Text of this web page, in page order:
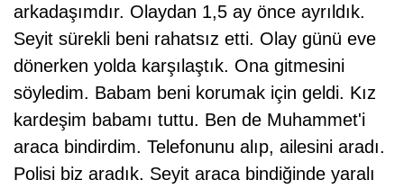
arkadaşımdır. Olaydan 1,5 ay önce ayrıldık.
Seyit sürekli beni rahatsız etti. Olay günü eve
dönerken yolda karşılaştık. Ona gitmesini
söyledim. Babam beni korumak için geldi. Kız
kardeşim babamı tuttu. Ben de Muhammet'i
araca bindirdim. Telefonunu alıp, ailesini aradı.
Polisi biz aradık. Seyit araca bindiğinde yaralı